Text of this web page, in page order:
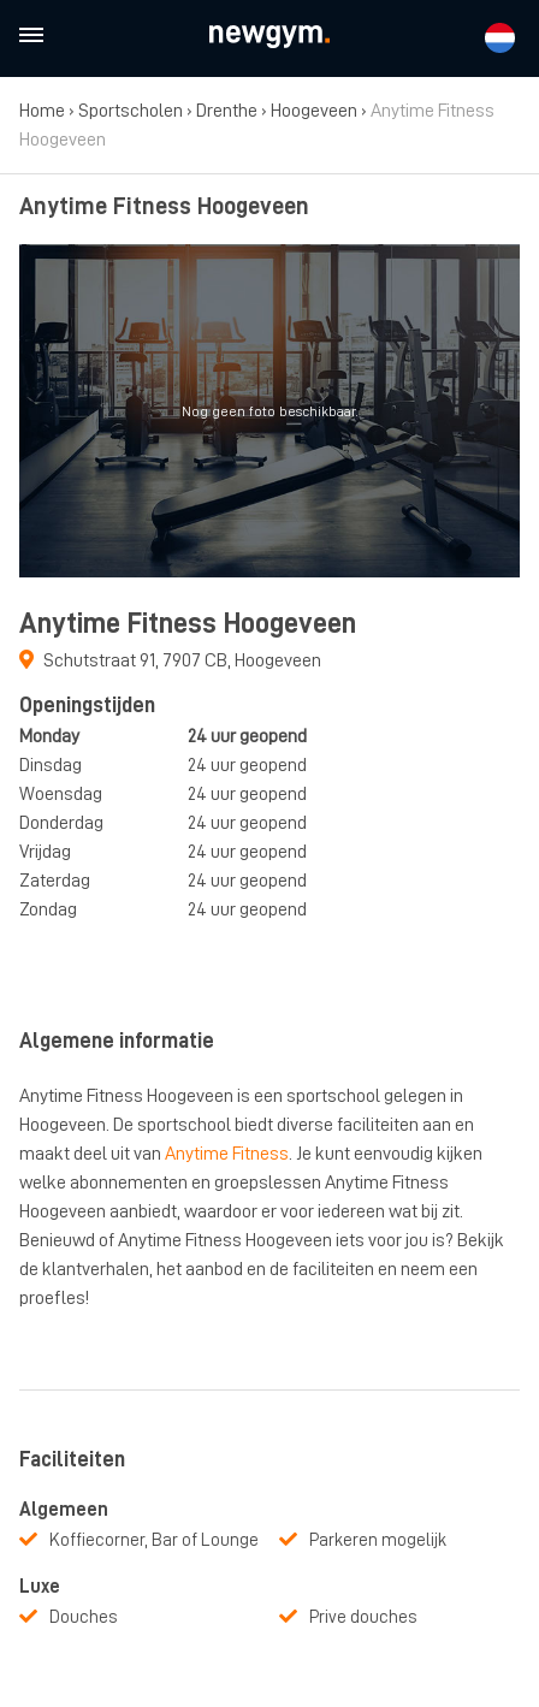
Home › Sportscholen › Drenthe › Hoogeveen › Anytime Fitness
Hoogeveen
Anytime Fitness Hoogeveen
Nog geen foto beschikbaar.
Anytime Fitness Hoogeveen
Schutstraat 91, 7907 CB, Hoogeveen
Openingstijden
Monday
24 uur geopend
Dinsdag
24 uur geopend
Woensdag
24 uur geopend
Donderdag
24 uur geopend
Vrijdag
24 uur geopend
Zaterdag
24 uur geopend
Zondag
24 uur geopend
Algemene informatie
Anytime Fitness Hoogeveen is een sportschool gelegen in
Hoogeveen. De sportschool biedt diverse faciliteiten aan en
maakt deel uit van Anytime Fitness. Je kunt eenvoudig kijken
welke abonnementen en groepslessen Anytime Fitness
Hoogeveen aanbiedt, waardoor er voor iedereen wat bij zit.
Benieuwd of Anytime Fitness Hoogeveen iets voor jou is? Bekijk
de klantverhalen, het aanbod en de faciliteiten en neem een
proefles!
Faciliteiten
Algemeen
Koffiecorner, Bar of Lounge Parkeren mogelijk
Luxe
Douches Prive douches